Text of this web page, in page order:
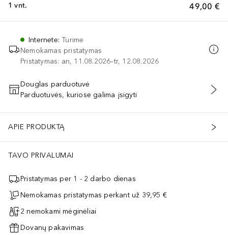
49,00 €
1 vnt.
Internete:Turime
Nemokamas pristatymas
Pristatymas: an, 11.08.2026–tr, 12.08.2026
PRIDĖTI Į KREPŠELĮ
Douglas parduotuvė
Parduotuvės, kuriose galima įsigyti
APIE PRODUKTĄ
TAVO PRIVALUMAI
Pristatymas per 1 - 2 darbo dienas
Nemokamas pristatymas perkant už 39,95 €
2 nemokami mėginėliai
Dovanų pakavimas